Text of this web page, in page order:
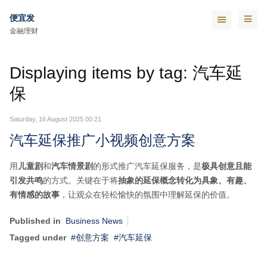
便宜发
金融理财
Displaying items by tag: 汽车延
保
Saturday, 16 August 2025 00:21
汽车延保推广小视频创意方案
用儿童剧和汽车情景剧的形式推广汽车延保服务，是极具创意且能
引发共鸣的方式。关键在于将抽象的延保概念转化为具象、有趣、
有情感的故事 ，让观众在轻松愉快的氛围中理解延保的价值。
Published in
Business News
Tagged under
创意方案 汽车延保